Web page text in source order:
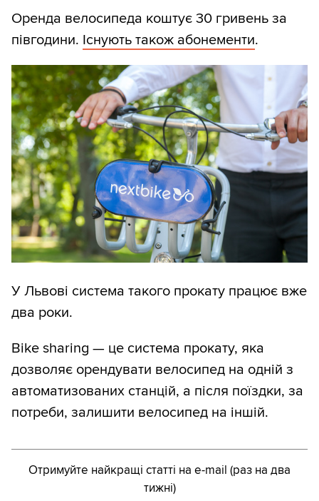
Оренда велосипеда коштує 30 гривень за
півгодини. Існують також абонементи.
У Львові система такого прокату працює вже
два роки.
Bike sharing — це система прокату, яка
дозволяє орендувати велосипед на одній з
автоматизованих станцій, а після поїздки, за
потреби, залишити велосипед на іншій.
Отримуйте найкращі статті на e-mail (раз на два
тижні)